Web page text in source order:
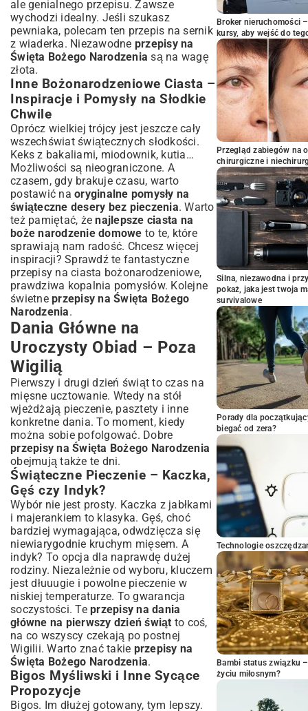
ale genialnego przepisu. Zawsze
wychodzi idealny. Jeśli szukasz
pewniaka, polecam ten przepis na sernik
z wiaderka. Niezawodne przepisy na
Święta Bożego Narodzenia są na wagę
złota.
Inne Bożonarodzeniowe Ciasta –
Inspiracje i Pomysły na Słodkie
Chwile
Oprócz wielkiej trójcy jest jeszcze cały
wszechświat świątecznych słodkości.
Keks z bakaliami, miodownik, kutia…
Możliwości są nieograniczone. A
czasem, gdy brakuje czasu, warto
postawić na oryginalne pomysły na
świąteczne desery bez pieczenia. Warto
też pamiętać, żenajlepsze ciasta na
boże narodzenie domowe to te, które
sprawiają nam radość. Chcesz więcej
inspiracji? Sprawdź te fantastyczne
przepisy na ciasta bożonarodzeniowe,
prawdziwa kopalnia pomysłów. Kolejne
świetne przepisy na Święta Bożego
Narodzenia.
Dania Główne na
Uroczysty Obiad – Poza
Wigilią
Pierwszy i drugi dzień świąt to czas na
mięsne ucztowanie. Wtedy na stół
wjeżdżają pieczenie, pasztety i inne
konkretne dania. To moment, kiedy
można sobie pofolgować. Dobre
przepisy na Święta Bożego Narodzenia
obejmują także te dni.
Świąteczne Pieczenie – Kaczka,
Gęś czy Indyk?
Wybór nie jest prosty. Kaczka z jabłkami
i majerankiem to klasyka. Gęś, choć
bardziej wymagająca, odwdzięcza się
niewiarygodnie kruchym mięsem. A
indyk? To opcja dla naprawdę dużej
rodziny. Niezależnie od wyboru, kluczem
jest dłuuugie i powolne pieczenie w
niskiej temperaturze. To gwarancja
soczystości. Te przepisy na dania
główne na pierwszy dzień świąt to coś,
na co wszyscy czekają po postnej
Wigilii. Warto znać takie przepisy na
Święta Bożego Narodzenia.
Bigos Myśliwski i Inne Sycące
Propozycje
Bigos. Im dłużej gotowany, tym lepszy.
Broker nieruchomości
kursy, aby wejść do
Przegląd zabiegów na
chirurgiczne i
Silna, niezawodna i
pokaż, jaka jest twoja
survivalowe
Porady dla
biegać od zera?
Technologie
Bambi status związku
życiu miłosnym?